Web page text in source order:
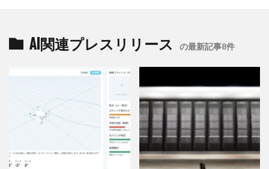
AI関連プレスリリース の最新記事8件